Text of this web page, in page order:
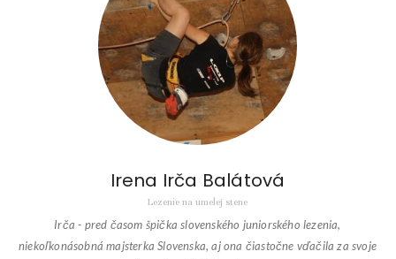
Irena Irča Balátová
Lezenie na umelej stene
Irča - pred časom špička slovenského juniorského lezenia,
niekoľkonásobná majsterka Slovenska, aj ona čiastočne vďačila za svoje